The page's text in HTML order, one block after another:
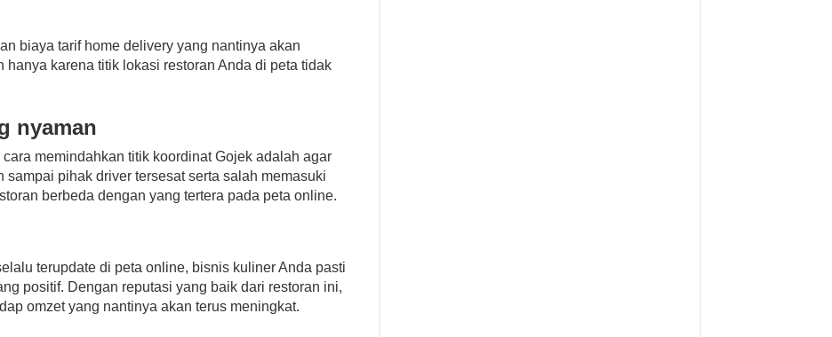
biaya tarif home delivery yang nantinya akan
karena titik lokasi restoran Anda di peta tidak
nyaman
memindahkan titik koordinat Gojek adalah agar
sampai pihak driver tersesat serta salah memasuki
berbeda dengan yang tertera pada peta online.
terupdate di peta online, bisnis kuliner Anda pasti
positif. Dengan reputasi yang baik dari restoran ini,
omzet yang nantinya akan terus meningkat.